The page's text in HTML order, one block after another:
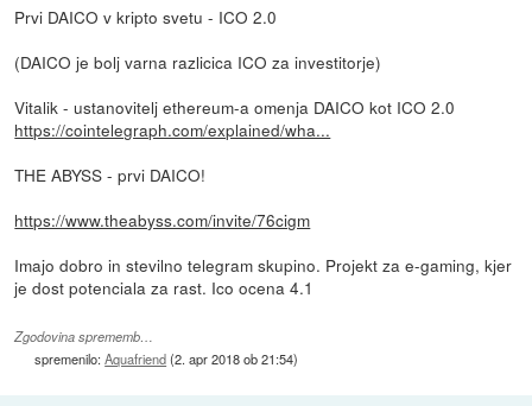
Prvi DAICO v kripto svetu - ICO 2.0
(DAICO je bolj varna razlicica ICO za investitorje)
Vitalik - ustanovitelj ethereum-a omenja DAICO kot ICO 2.0
https://cointelegraph.com/explained/wha...
THE ABYSS - prvi DAICO!
https://www.theabyss.com/invite/76cigm
Imajo dobro in stevilno telegram skupino. Projekt za e-gaming, kjer
je dost potenciala za rast. Ico ocena 4.1
Zgodovina sprememb…
spremenilo:Aquafriend(2. apr 2018 ob 21:54)